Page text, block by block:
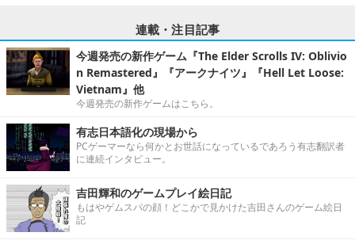
連載・注目記事
今週発売の新作ゲーム『The Elder Scrolls IV: Oblivio
n Remastered』『アークナイツ』『Hell Let Loose:
Vietnam』他
今週発売の新作ゲームはこちら。
有志日本語化の現場から
PCゲーマーなら何かとお世話になっているであろう有志翻訳者
に連続インタビュー。
吉田輝和のゲームプレイ絵日記
もはやゲムスパの顔！どこかで見かけた吉田さんのゲーム絵日
記